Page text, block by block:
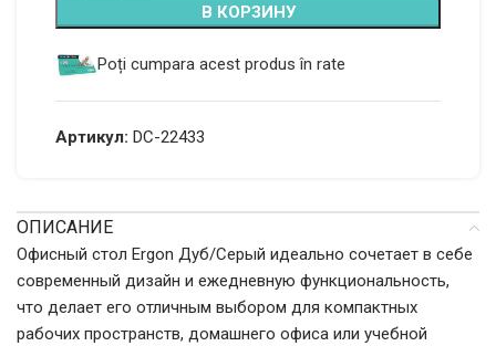
В КОРЗИНУ
Poți cumpara acest produs în rate
Артикул: DC-22433
ОПИСАНИЕ
Офисный стол Ergon Дуб/Серый идеально сочетает в себе
современный дизайн и ежедневную функциональность,
что делает его отличным выбором для компактных
рабочих пространств, домашнего офиса или учебной